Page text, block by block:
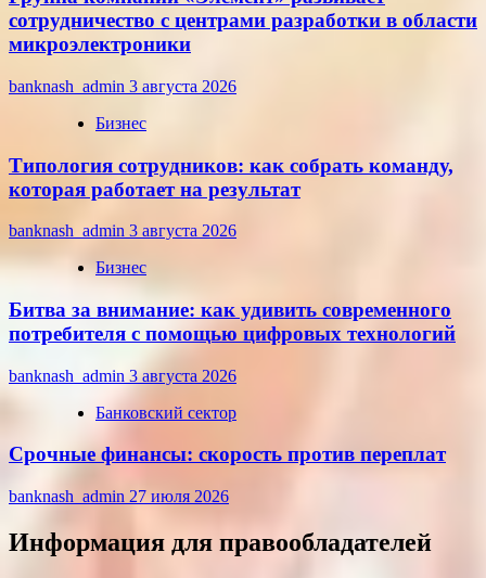
сотрудничество с центрами разработки в области
микроэлектроники
banknash_admin 3 августа 2026
Бизнес
Типология сотрудников: как собрать команду,
которая работает на результат
banknash_admin 3 августа 2026
Бизнес
Битва за внимание: как удивить современного
потребителя с помощью цифровых технологий
banknash_admin 3 августа 2026
Банковский сектор
Срочные финансы: скорость против переплат
banknash_admin 27 июля 2026
Информация для правообладателей